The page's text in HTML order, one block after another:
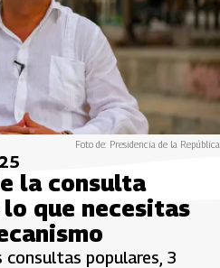
Foto de: Presidencia de la República
la consulta
que necesitas
consultas populares, 3